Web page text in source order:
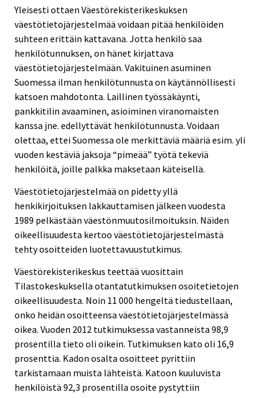
Yleisesti ottaen Väestörekisterikeskuksen
väestötietojärjestelmää voidaan pitää henkilöiden
suhteen erittäin kattavana. Jotta henkilö saa
henkilötunnuksen, on hänet kirjattava
väestötietojärjestelmään. Vakituinen asuminen
Suomessa ilman henkilötunnusta on käytännöllisesti
katsoen mahdotonta. Laillinen työssäkäynti,
pankkitilin avaaminen, asioiminen viranomaisten
kanssa jne. edellyttävät henkilötunnusta. Voidaan
olettaa, ettei Suomessa ole merkittäviä määriä esim. yli
vuoden kestäviä jaksoja “pimeää” työtä tekeviä
henkilöitä, joille palkka maksetaan käteisellä.
Väestötietojärjestelmää on pidetty yllä
henkikirjoituksen lakkauttamisen jälkeen vuodesta
1989 pelkästään väestönmuutosilmoituksin. Näiden
oikeellisuudesta kertoo väestötietojärjestelmästä
tehty osoitteiden luotettavuustutkimus.
Väestörekisterikeskus teettää vuosittain
Tilastokeskuksella otantatutkimuksen osoitetietojen
oikeellisuudesta. Noin 11 000 hengeltä tiedustellaan,
onko heidän osoitteensa väestötietojärjestelmässä
oikea. Vuoden 2012 tutkimuksessa vastanneista 98,9
prosentilla tieto oli oikein. Tutkimuksen kato oli 16,9
prosenttia. Kadon osalta osoitteet pyrittiin
tarkistamaan muista lähteistä. Katoon kuuluvista
henkilöistä 92,3 prosentilla osoite pystyttiin